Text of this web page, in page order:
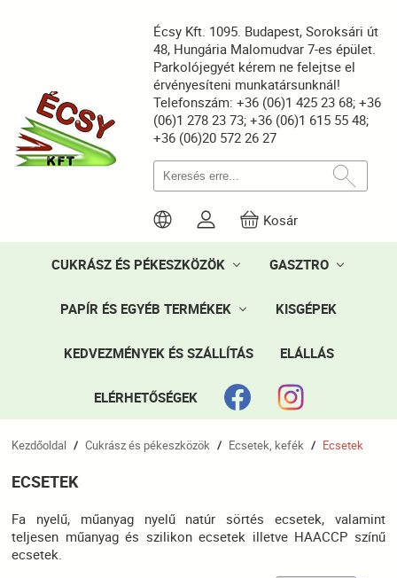
Écsy Kft. 1095. Budapest, Soroksári út
48, Hungária Malomudvar 7-es épület.
Parkolójegyét kérem ne felejtse el
érvényesíteni munkatársunknál!
Telefonszám: +36 (06)1 425 23 68; +36
(06)1 278 23 73; +36 (06)1 615 55 48;
+36 (06)20 572 26 27
Kosár
CUKRÁSZ ÉS PÉKESZKÖZÖK GASZTRO
PAPÍR ÉS EGYÉB TERMÉKEK KISGÉPEK
KEDVEZMÉNYEK ÉS SZÁLLÍTÁS ELÁLLÁS
ELÉRHETŐSÉGEK
Kezdőoldal / Cukrász és pékeszközök / Ecsetek, kefék / Ecsetek
ECSETEK
Fa nyelű, műanyag nyelű natúr sörtés ecsetek, valamint
teljesen műanyag és szilikon ecsetek illetve HAACCP színű
ecsetek.